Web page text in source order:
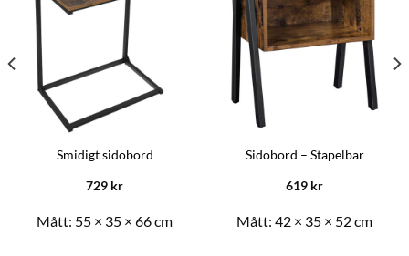
Smidigt sidobord
729 kr
Mått: 55 × 35 × 66 cm
Sidobord – Stapelbar
619 kr
Mått: 42 × 35 × 52 cm